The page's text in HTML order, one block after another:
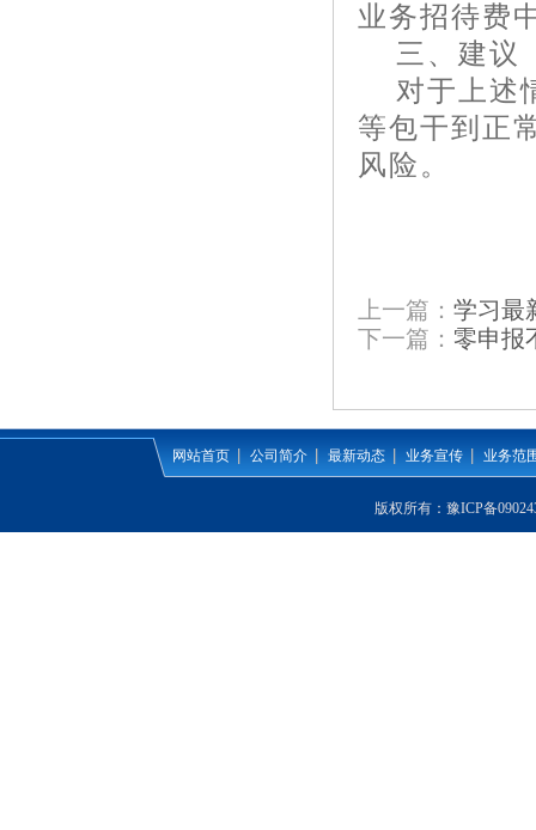
业务招待费
三、建议
对于上述
等包干到正
风险。
上一篇： 学习最
下一篇： 零申报
网站首页 公司简介 最新动态 业务宣传 业务范
版权所有： 豫ICP备